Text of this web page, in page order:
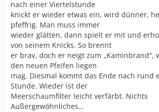
nach einer Viertelstunde
knickt er wieder etwas ein, wird dünner,
pfeffrig. Man muss immer
wieder glätten, dann spielt er mit und
von seinem Knicks. So brennt
er brav, doch er neigt zum „Kaminbrand“,
den neuen Pfeifen liegen
mag. Diesmal kommt das Ende nach rund
Stunde. Wieder ist der
Meerschaumfilter leicht verfärbt. Nichts
Außergewöhnliches…